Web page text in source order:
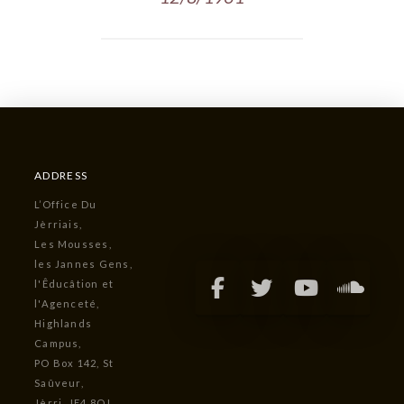
ADDRESS
L’Office Du
Jèrriais,
Les Mousses,
les Jannes Gens,
l'Êducâtion et
l'Agenceté,
Highlands
Campus,
PO Box 142, St
Saûveur,